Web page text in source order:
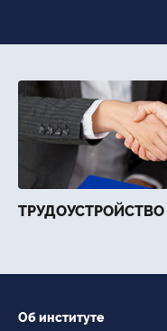
ТРУДОУСТРОЙСТВО
Об институте